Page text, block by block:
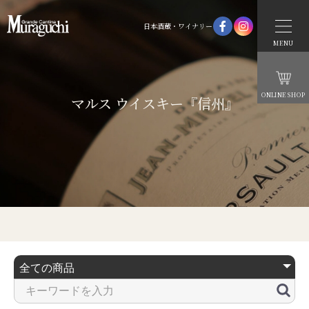
日本酒蔵・ワイナリー
MENU
ONLINE SHOP
マルス ウイスキー『信州』